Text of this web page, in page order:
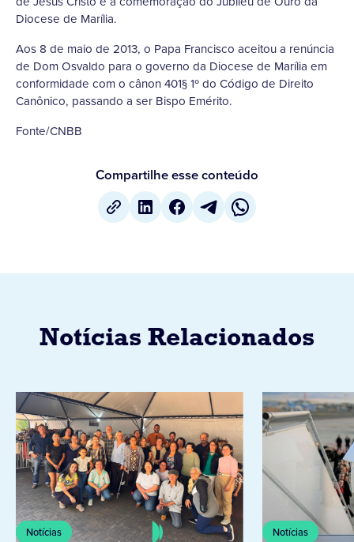
Diocese de Marília.
Aos 8 de maio de 2013, o Papa Francisco aceitou a renúncia
de Dom Osvaldo para o governo da Diocese de Marília em
conformidade com o cânon 401§ 1º do Código de Direito
Canônico, passando a ser Bispo Emérito.
Fonte/CNBB
Compartilhe esse conteúdo
Notícias Relacionados
Notícias Notícias